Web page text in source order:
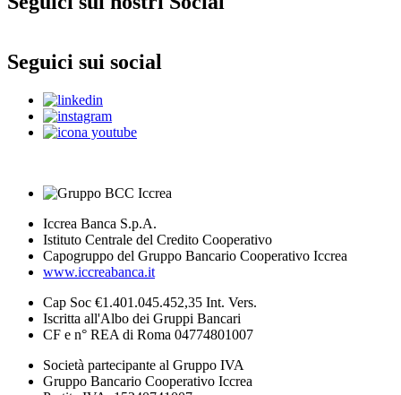
Seguici sui social
Iccrea Banca S.p.A.
Istituto Centrale del Credito Cooperativo
Capogruppo del Gruppo Bancario Cooperativo Iccrea
www.iccreabanca.it
Cap Soc €1.401.045.452,35 Int. Vers.
Iscritta all'Albo dei Gruppi Bancari
CF e n° REA di Roma 04774801007
Società partecipante al Gruppo IVA
Gruppo Bancario Cooperativo Iccrea